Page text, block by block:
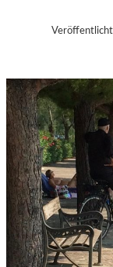
Veröffentlicht